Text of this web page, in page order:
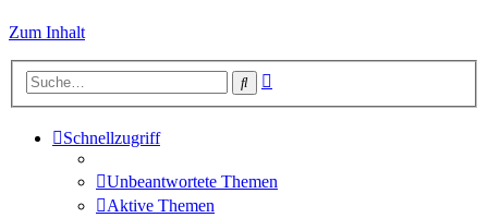
Zum Inhalt
Suche
Schnellzugriff
Unbeantwortete Themen
Aktive Themen